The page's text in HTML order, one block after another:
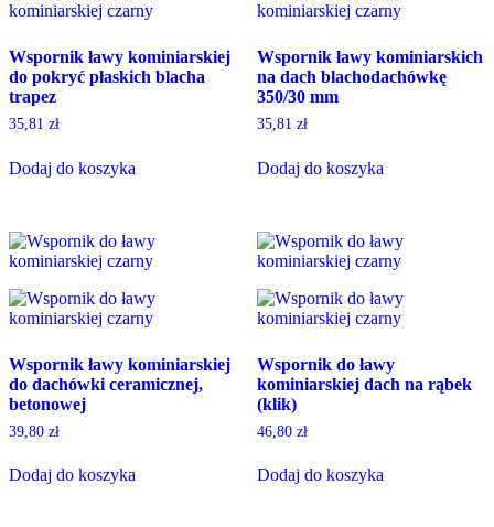
Wspornik ławy kominiarskiej
do pokryć płaskich blacha
trapez
35,81 zł
Dodaj do koszyka
Wspornik ławy kominiarskich
na dach blachodachówkę
350/30 mm
35,81 zł
Dodaj do koszyka
Wspornik ławy kominiarskiej
do dachówki ceramicznej,
betonowej
39,80 zł
Dodaj do koszyka
Wspornik do ławy
kominiarskiej dach na rąbek
(klik)
46,80 zł
Dodaj do koszyka